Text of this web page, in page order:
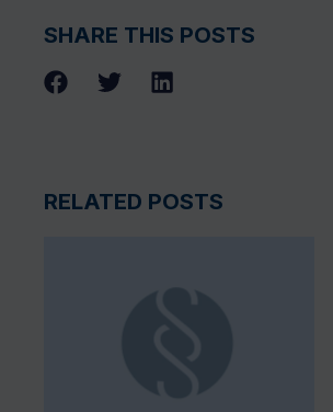
SHARE THIS POSTS
RELATED POSTS